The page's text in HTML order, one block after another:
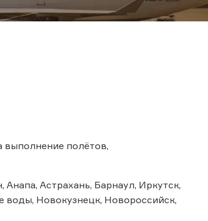
выполнение полётов,
Астрахань, Барнаул, Иркутск,
воды, Новокузнецк, Новороссийск,